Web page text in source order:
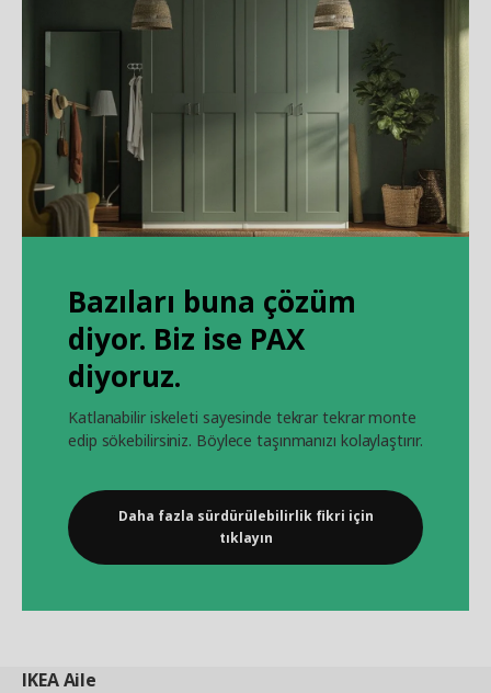
Bazıları buna çözüm
diyor. Biz ise PAX
diyoruz.
Katlanabilir iskeleti sayesinde tekrar tekrar monte
edip sökebilirsiniz. Böylece taşınmanızı kolaylaştırır.
Daha fazla sürdürülebilirlik fikri için
tıklayın
IKEAAile